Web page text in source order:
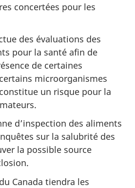
concertées pour les
des évaluations des
pour la santé afin de
de certaines
microorganismes
un risque pour la
d’inspection des aliments
sur la salubrité des
la possible source
Canada tiendra les